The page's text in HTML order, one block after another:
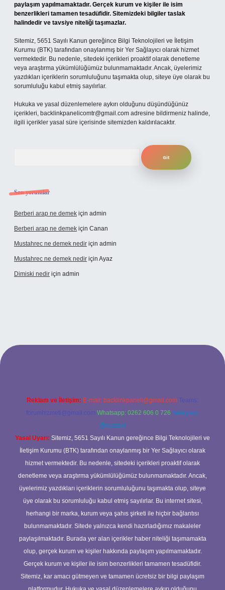
paylaşım yapılmamaktadır. Gerçek kurum ve kişiler ile isim
benzerlikleri tamamen tesadüfidir. Sitemizdeki bilgiler taslak
halindedir ve tavsiye niteliği taşımazlar.
Sitemiz, 5651 Sayılı Kanun gereğince Bilgi Teknolojileri ve İletişim
Kurumu (BTK) tarafından onaylanmış bir Yer Sağlayıcı olarak hizmet
vermektedir. Bu nedenle, sitedeki içerikleri proaktif olarak denetleme
veya araştırma yükümlülüğümüz bulunmamaktadır. Ancak, üyelerimiz
yazdıkları içeriklerin sorumluluğunu taşımakta olup, siteye üye olarak bu
sorumluluğu kabul etmiş sayılırlar.
Hukuka ve yasal düzenlemelere aykırı olduğunu düşündüğünüz
içerikleri, backlinkpanelicomtr@gmail.com adresine bildirmeniz halinde,
ilgili içerikler yasal süre içerisinde sitemizden kaldırılacaktır.
Son yorumlar
Berberi arap ne demek için admin
Berberi arap ne demek için Canan
Mustahrec ne demek nedir için admin
Mustahrec ne demek nedir için Ayaz
Dimiski nedir için admin
güncel adresi
Reklam ve İletişim: E-mail: backlinkpaneli@gmail.com Teams:
forumhizmeti@gmail.com Whatsapp: 0262 606 0 726 Telegram:
@karabul
Yasal Uyarı: Sitemiz, 5651 Sayılı Kanun gereğince Bilgi Teknolojileri ve
İletişim Kurumu (BTK) tarafından onaylanmış bir Yer Sağlayıcı olarak
hizmet vermektedir. Bu nedenle, sitedeki içerikleri proaktif olarak
denetleme veya araştırma yükümlülüğümüz bulunmamaktadır. Ancak,
üyelerimiz yazdıkları içeriklerin sorumluluğunu taşımakta olup, siteye
üye olarak bu sorumluluğu kabul etmiş sayılırlar. Bu internet sitesi,
herhangi bir marka, kurum veya şahıs şirketi ile hiçbir bağlantısı
bulunmamaktadır. Sitede yalnızca kendi hazırladığımız makaleler
paylaşılmaktadır. Burada yer alan içerikler haber niteliği taşımamakta
olup, gerçek kurum ve kişiler hakkında paylaşım yapılmamaktadır.
Gerçek kurum ve kişiler ile isim benzerlikleri tamamen tesadüfidir.
Sitemiz, kar amacı gütmeyen ve tamamen ücretsiz bir bilgi paylaşım